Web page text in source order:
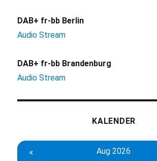
DAB+ fr-bb Berlin
Audio Stream
DAB+ fr-bb Brandenburg
Audio Stream
KALENDER
« Aug 2026